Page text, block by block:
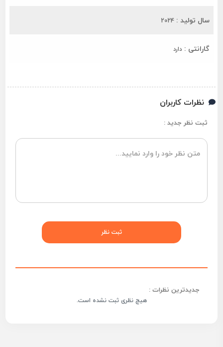
سال تولید : 2024
گارانتی : دارد
نظرات کاربران
ثبت نظر جدید :
جدیدترین نظرات :
هیچ نظری ثبت نشده است.